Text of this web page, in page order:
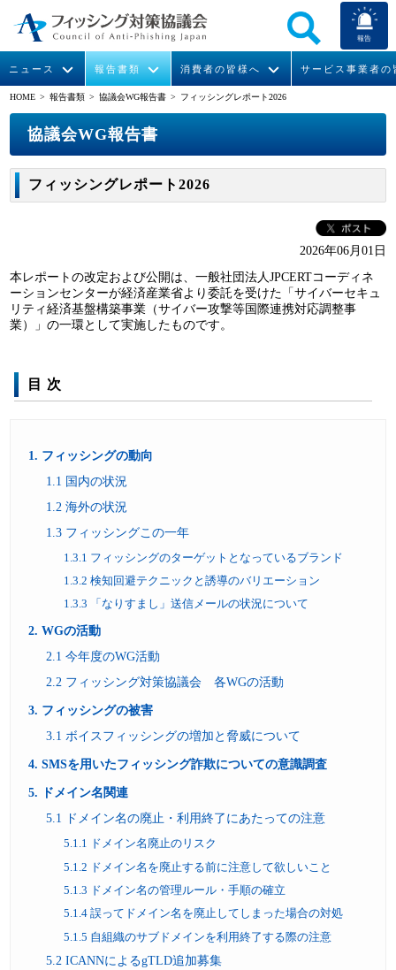
報告
ニュース
イベント
報告書類
協議会WG報告書
消費者の皆様へ
フィッシングの報告
マンガでわかるフィッシング詐欺対策 5ヶ条
サービス事業者の
STOP. THINK. CONNECT.
運営委員紹介
WG活動
メンバー
HOME > 報告書類 >協議会WG報告書 > フィッシングレポート2026
協議会WG報告書
フィッシングレポート2026
2026年06月01日
本レポートの改定および公開は、一般社団法人JPCERTコーディネ
ーションセンターが経済産業省より委託を受けた「サイバーセキュ
リティ経済基盤構築事業（サイバー攻撃等国際連携対応調整事
業）」の一環として実施したものです。
目 次
1. フィッシングの動向
1.1 国内の状況
1.2 海外の状況
1.3 フィッシングこの一年
1.3.1 フィッシングのターゲットとなっているブランド
1.3.2 検知回避テクニックと誘導のバリエーション
1.3.3 「なりすまし」送信メールの状況について
2. WGの活動
2.1 今年度のWG活動
2.2 フィッシング対策協議会 各WGの活動
3. フィッシングの被害
3.1 ボイスフィッシングの増加と脅威について
4. SMSを用いたフィッシング詐欺についての意識調査
5. ドメイン名関連
5.1 ドメイン名の廃止・利用終了にあたっての注意
5.1.1 ドメイン名廃止のリスク
5.1.2 ドメイン名を廃止する前に注意して欲しいこと
5.1.3 ドメイン名の管理ルール・手順の確立
5.1.4 誤ってドメイン名を廃止してしまった場合の対処
5.1.5 自組織のサブドメインを利用終了する際の注意
5.2 ICANNによるgTLD追加募集